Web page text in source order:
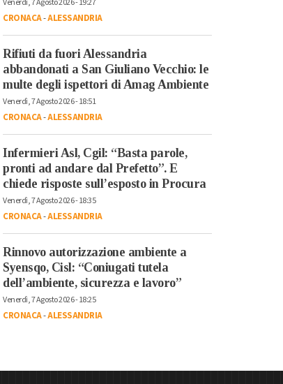
CRONACA-ALESSANDRIA
Rifiuti da fuori Alessandria
abbandonati a San Giuliano Vecchio: le
multe degli ispettori di Amag Ambiente
Venerdì, 7 Agosto 2026 - 18:51
CRONACA-ALESSANDRIA
Infermieri Asl, Cgil: “Basta parole,
pronti ad andare dal Prefetto”. E
chiede risposte sull’esposto in Procura
Venerdì, 7 Agosto 2026 - 18:35
CRONACA-ALESSANDRIA
Rinnovo autorizzazione ambiente a
Syensqo, Cisl: “Coniugati tutela
dell’ambiente, sicurezza e lavoro”
Venerdì, 7 Agosto 2026 - 18:25
CRONACA-ALESSANDRIA